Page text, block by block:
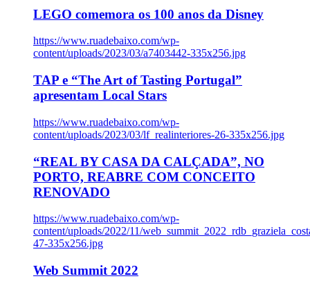
LEGO comemora os 100 anos da Disney
https://www.ruadebaixo.com/wp-
content/uploads/2023/03/a7403442-335x256.jpg
TAP e “The Art of Tasting Portugal”
apresentam Local Stars
https://www.ruadebaixo.com/wp-
content/uploads/2023/03/lf_realinteriores-26-335x256.jpg
“REAL BY CASA DA CALÇADA”, NO
PORTO, REABRE COM CONCEITO
RENOVADO
https://www.ruadebaixo.com/wp-
content/uploads/2022/11/
47-335x256.jpg
Web Summit 2022